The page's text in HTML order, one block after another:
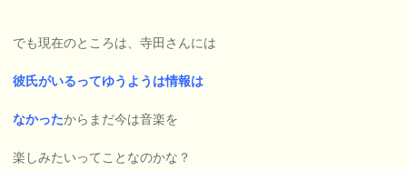
でも現在のところは、寺田さんには
彼氏がいるってゆうようは情報は
なかったからまだ今は音楽を
楽しみたいってことなのかな？